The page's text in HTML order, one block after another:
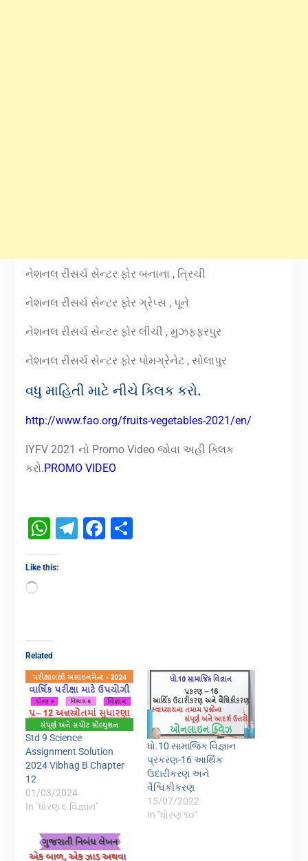
નેશનલ રીસર્ચ સેન્ટર ફોર બનાના , ત્રિચી
નેશનલ રીસર્ચ સેન્ટર ફોર ગ્રેપ્સ , પૂને
નેશનલ રીસર્ચ સેન્ટર ફોર લીચી , મુઝફ્ફરપુર
નેશનલ રીસર્ચ સેન્ટર ફોર પોમગ્રેનેટ , સોલાપુર
વધુ માહિતી માટે નીચે ક્લિક કરો.
http://www.fao.org/fruits-vegetables-2021/en/
IYFV 2021 નો Promo Video જોવા અહી ક્લિક
કરો.PROMO VIDEO
WhatsApp
Telegram
Facebook
Share
Like this:
Related
Std 9 Science
Assignment Solution
2024 Vibhag B Chapter
12
01/03/2024
In "ધોરણ ૯ વિજ્ઞાન"
ધો.10 સામાજિક વિજ્ઞાન
પ્રકરણ-16 આર્થિક
ઉદારીકરણ અને
વૈશ્વિકીકરણ
15/07/2022
In "ધોરણ ૧૦"